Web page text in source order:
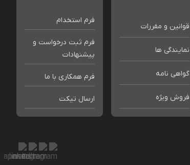
قوانین و مقررات
نمایندگی ها
گواهی نامه
فروش ویژه
فرم استخدام
فرم ثبت درخواست و
پیشنهادات
فرم همکاری با ما
ارسال تیکت